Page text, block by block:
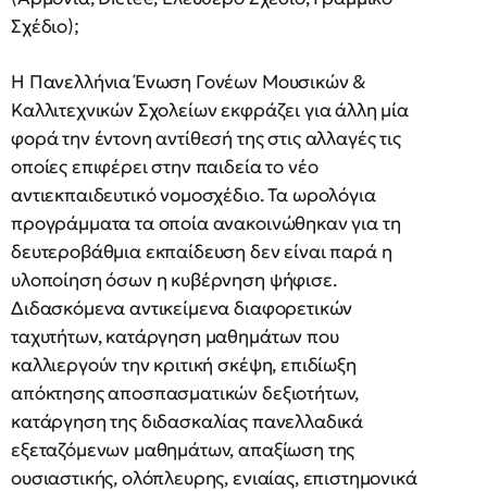
Σχέδιο);
Η Πανελλήνια Ένωση Γονέων Μουσικών &
Καλλιτεχνικών Σχολείων εκφράζει για άλλη μία
φορά την έντονη αντίθεσή της στις αλλαγές τις
οποίες επιφέρει στην παιδεία το νέο
αντιεκπαιδευτικό νομοσχέδιο. Τα ωρολόγια
προγράμματα τα οποία ανακοινώθηκαν για τη
δευτεροβάθμια εκπαίδευση δεν είναι παρά η
υλοποίηση όσων η κυβέρνηση ψήφισε.
Διδασκόμενα αντικείμενα διαφορετικών
ταχυτήτων, κατάργηση μαθημάτων που
καλλιεργούν την κριτική σκέψη, επιδίωξη
απόκτησης αποσπασματικών δεξιοτήτων,
κατάργηση της διδασκαλίας πανελλαδικά
εξεταζόμενων μαθημάτων, απαξίωση της
ουσιαστικής, ολόπλευρης, ενιαίας, επιστημονικά